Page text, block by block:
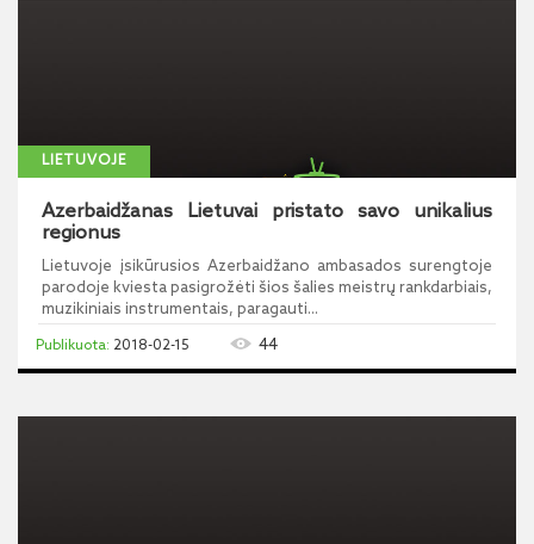
LIETUVOJE
Azerbaidžanas Lietuvai pristato savo unikalius
regionus
Lietuvoje įsikūrusios Azerbaidžano ambasados surengtoje
parodoje kviesta pasigrožėti šios šalies meistrų rankdarbiais,
muzikiniais instrumentais, paragauti...
2018-02-15 44